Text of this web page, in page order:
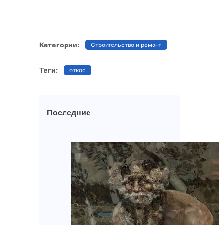
Категории: Строительство и ремонт
Теги: откос
Последние